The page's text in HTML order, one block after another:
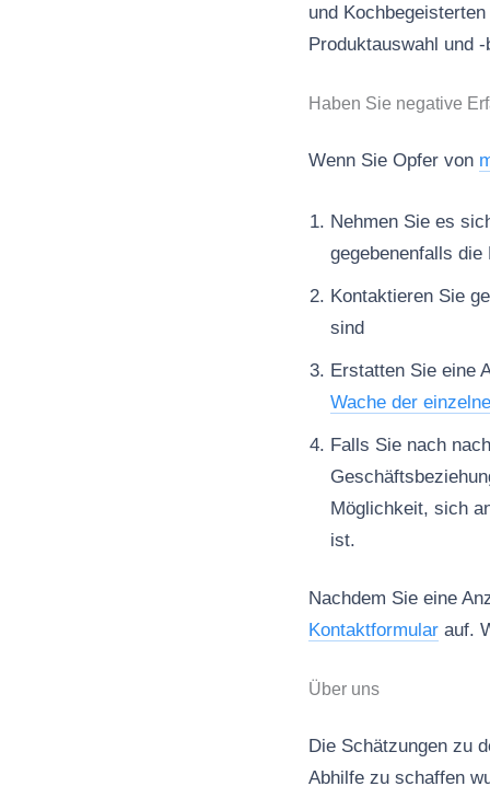
und
Produktauswahl und
Haben Sie negative
Wenn Sie Opfer von
Nehmen Sie es
gegebenenfalls
Kontaktieren Sie
sind
Erstatten Sie eine
Wache der
Falls Sie nach
Möglichkeit, sich
ist.
Nachdem Sie eine
Kontaktformular auf.
Über uns
Die Schätzungen zu
Abhilfe zu schaffen